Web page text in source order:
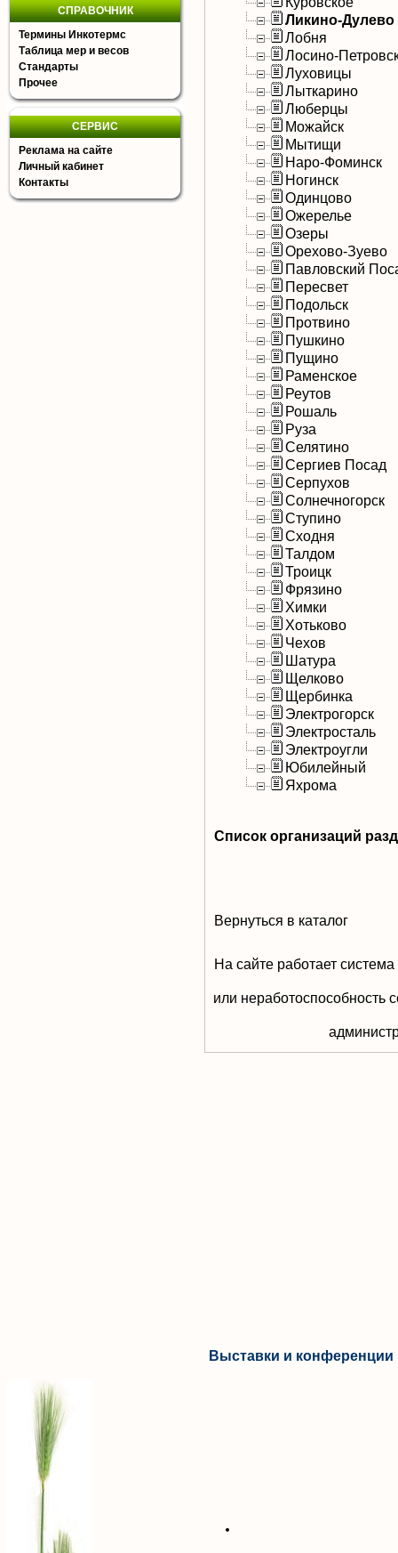
СПРАВОЧНИК
Термины Инкотермс
Таблица мер и весов
Стандарты
Прочее
СЕРВИС
Реклама на сайте
Личный кабинет
Контакты
Ликино-Дулево
Лобня
Лосино-
Луховицы
Лыткарино
Люберцы
Можайск
Мытищи
Наро-Фоминск
Ногинск
Одинцово
Ожерелье
Озеры
Орехово-Зуево
Павловский
Пересвет
Подольск
Протвино
Пушкино
Пущино
Раменское
Реутов
Рошаль
Руза
Селятино
Сергиев Посад
Серпухов
Солнечногорск
Ступино
Сходня
Талдом
Троицк
Фрязино
Химки
Хотьково
Чехов
Шатура
Щелково
Щербинка
Электрогорск
Электросталь
Электроугли
Юбилейный
Яхрома
Список организаций
Вернуться в каталог
На сайте работает
или неработоспособность
Выставки и конференции